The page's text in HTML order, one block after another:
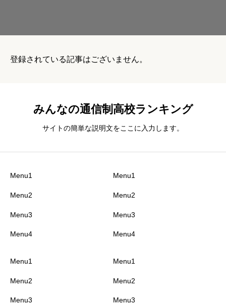
登録されている記事はございません。
みんなの通信制高校ランキング
サイトの簡単な説明文をここに入力します。
Menu1
Menu2
Menu3
Menu4
Menu1
Menu2
Menu3
Menu4
Menu1
Menu2
Menu3
Menu1
Menu2
Menu3